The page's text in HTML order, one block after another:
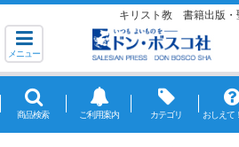
キリスト教 書籍出版・
メニュー
商品検索 ご利用案内 カテゴリ おしえて